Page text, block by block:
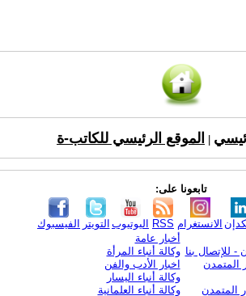
الموقع الرئيسي للكاتب-ة
تابعونا على:
الفيسبوك التويتر اليوتيوب RSS الانستغرام
- للإتصال بنا
المتمدن
المتمدن
أخبار عامة
وكالة أنباء المرأة
اخبار الأدب والفن
وكالة أنباء اليسار
وكالة أنباء العلمانية